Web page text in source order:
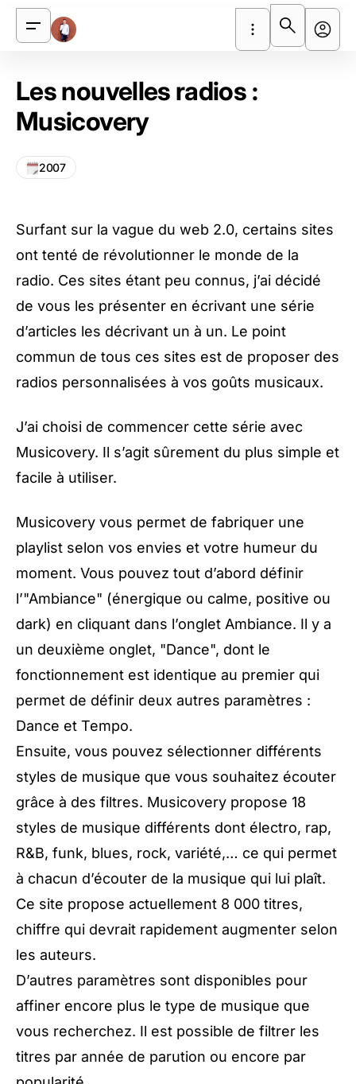
Les nouvelles radios :
Musicovery
2007
Surfant sur la vague du web 2.0, certains sites
ont tenté de révolutionner le monde de la
radio. Ces sites étant peu connus, j’ai décidé
de vous les présenter en écrivant une série
d’articles les décrivant un à un. Le point
commun de tous ces sites est de proposer des
radios personnalisées à vos goûts musicaux.
J’ai choisi de commencer cette série avec
Musicovery. Il s’agit sûrement du plus simple et
facile à utiliser.
Musicovery vous permet de fabriquer une
playlist selon vos envies et votre humeur du
moment. Vous pouvez tout d’abord définir
l’"Ambiance" (énergique ou calme, positive ou
dark) en cliquant dans l’onglet Ambiance. Il y a
un deuxième onglet, "Dance", dont le
fonctionnement est identique au premier qui
permet de définir deux autres paramètres :
Dance et Tempo.
Ensuite, vous pouvez sélectionner différents
styles de musique que vous souhaitez écouter
grâce à des filtres. Musicovery propose 18
styles de musique différents dont électro, rap,
R&B, funk, blues, rock, variété,… ce qui permet
à chacun d’écouter de la musique qui lui plaît.
Ce site propose actuellement 8 000 titres,
chiffre qui devrait rapidement augmenter selon
les auteurs.
D’autres paramètres sont disponibles pour
affiner encore plus le type de musique que
vous recherchez. Il est possible de filtrer les
titres par année de parution ou encore par